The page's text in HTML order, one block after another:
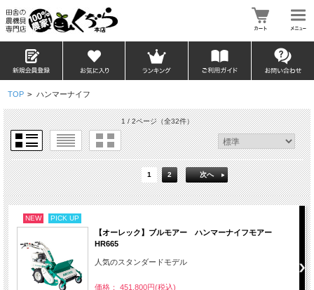
TOP > ハンマーナイフ
1 / 2ページ（全32件）
1 2 次へ
NEW PICK UP
【オーレック】ブルモアー ハンマーナイフモアー
HR665
人気のスタンダードモデル
価格： 451,800円(税込)